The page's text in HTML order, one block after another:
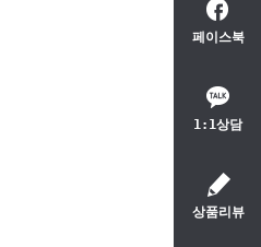
페이스북
1:1상담
상품리뷰